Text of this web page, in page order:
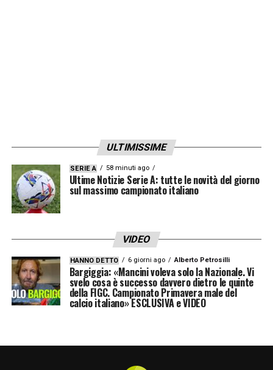
ogni probabilità a emissioni zero per i cicli di
climatizzazione). Nei 4 campi che verranno
edificati – dei quali ben tre a misura
regolamentare – avrà invece modo di
allenarsi il settore giovanile del
dall’Under 12 alla Primavera.
La speranza infine, come confessato dal
patron alessandrino nell’occasione, è quella
ULTIMISSIME
SERIE A 58 minuti ago
Ultime Notizie Serie A: tutte le novità del giorno
sul massimo campionato italiano
VIDEO
HANNO DETTO 6 giorni ago Alberto Petrosilli
Bargiggia: «Mancini voleva solo la Nazionale. Vi
svelo cosa è successo davvero dietro le quinte
della FIGC. Campionato Primavera male del
calcio italiano» ESCLUSIVA e VIDEO